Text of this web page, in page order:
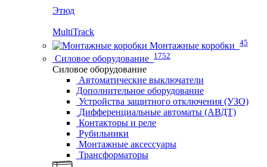
Этюд
MultiTrack
Монтажные коробки 45
Силовое оборудование 1752
Силовое оборудование
Автоматические выключатели
Дополнительное оборудование
Устройства защитного отключения (УЗО)
Дифференциальные автоматы (АВДТ)
Контакторы и реле
Рубильники
Монтажные аксессуары
Трансформаторы